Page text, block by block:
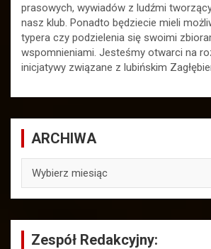
prasowych, wywiadów z ludźmi
nasz klub. Ponadto będziecie mieli
typera czy podzielenia się swoimi
wspomnieniami. Jesteśmy otwarci na
inicjatywy związane z lubińskim
ARCHIWA
Zespół Redakcyjny: